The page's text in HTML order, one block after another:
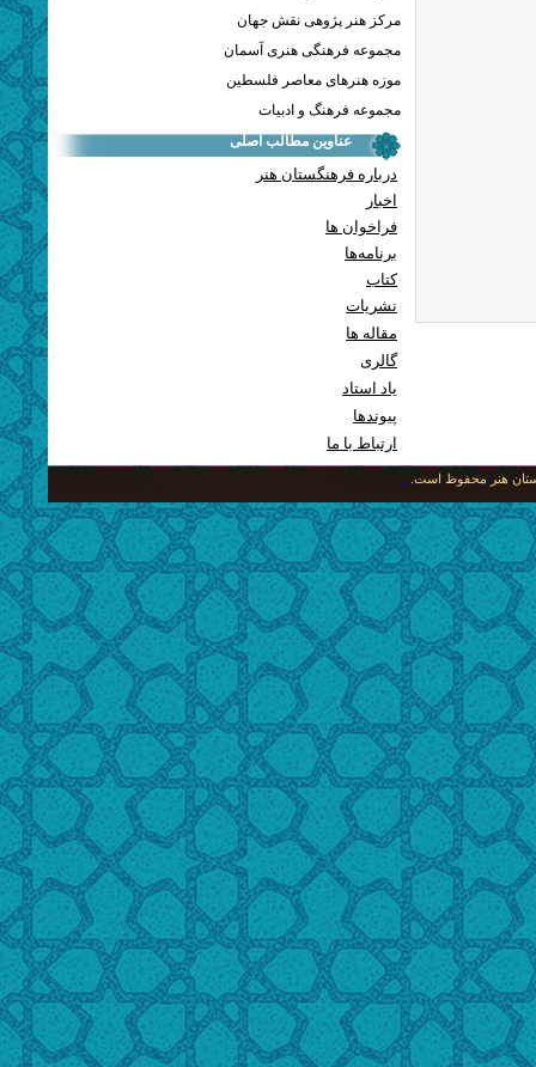
مرکز هنر پژوهی نقش جهان
مجموعه فرهنگی هنری آسمان
موزه هنرهای معاصر فلسطین
مجموعه فرهنگ و ادبیات
عناوین مطالب اصلی
درباره فرهنگستان هنر
اخبار
فراخوان ها
برنامه‌ها
کتاب
نشریات
مقاله ها
گالری
یاد استاد
پيوندها
ارتباط با ما
هنر محفوظ است.